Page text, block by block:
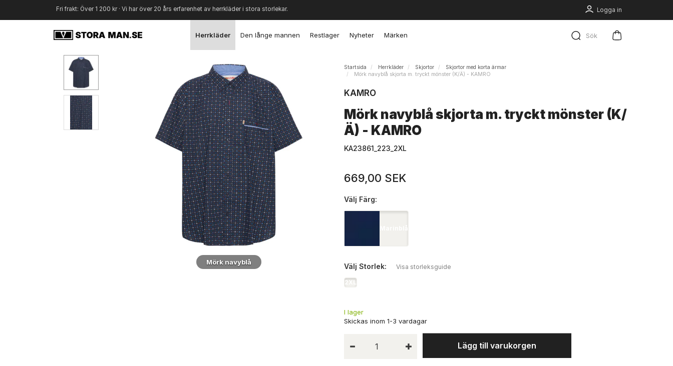
Logga in
Fri frakt: Över 1 200 kr · Vi har över 20 års erfarenhet av herrkläder i stora storlekar.
Sök
Herrkläder Den långe mannen Restlager Nyheter Märken
Mörk navyblå
Startsida Herrkläder Skjortor
Skjortor med korta ärmar
Mörk navyblå skjorta m. tryckt mönster (K/Ä) - KAMRO
KAMRO
Mörk navyblå skjorta m. tryckt mönster (K/
Ä) - KAMRO
KA23861_223_2XL
669,00 SEK
Välj Färg:
Marinblå
Välj Storlek: Visa storleksguide
2XL
I lager
Lägg till varukorgen